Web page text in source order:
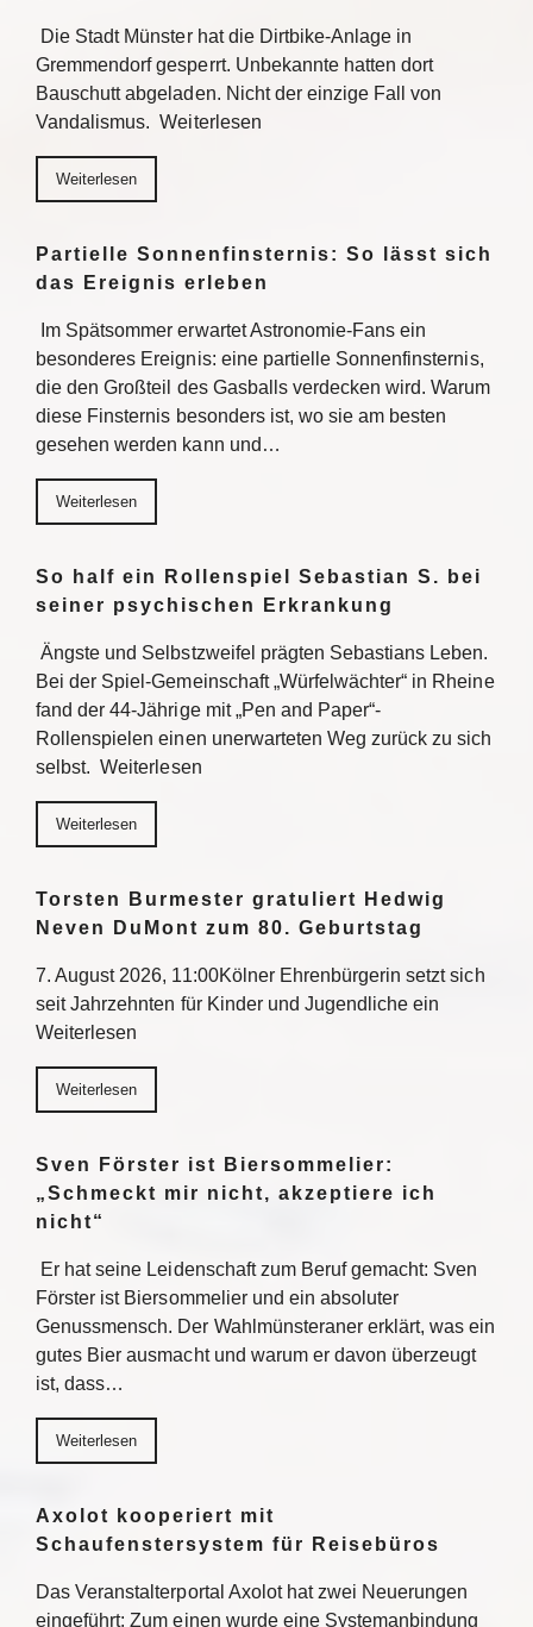
Die Stadt Münster hat die Dirtbike-Anlage in
Gremmendorf gesperrt. Unbekannte hatten dort
Bauschutt abgeladen. Nicht der einzige Fall von
Vandalismus. Weiterlesen
Weiterlesen
Partielle Sonnenfinsternis: So lässt sich
das Ereignis erleben
Im Spätsommer erwartet Astronomie-Fans ein
besonderes Ereignis: eine partielle Sonnenfinsternis,
die den Großteil des Gasballs verdecken wird. Warum
diese Finsternis besonders ist, wo sie am besten
gesehen werden kann und…
Weiterlesen
So half ein Rollenspiel Sebastian S. bei
seiner psychischen Erkrankung
Ängste und Selbstzweifel prägten Sebastians Leben.
Bei der Spiel-Gemeinschaft „Würfelwächter“ in Rheine
fand der 44-Jährige mit „Pen and Paper“-
Rollenspielen einen unerwarteten Weg zurück zu sich
selbst. Weiterlesen
Weiterlesen
Torsten Burmester gratuliert Hedwig
Neven DuMont zum 80. Geburtstag
7. August 2026, 11:00Kölner Ehrenbürgerin setzt sich
seit Jahrzehnten für Kinder und Jugendliche ein
Weiterlesen
Weiterlesen
Sven Förster ist Biersommelier:
„Schmeckt mir nicht, akzeptiere ich
nicht“
Er hat seine Leidenschaft zum Beruf gemacht: Sven
Förster ist Biersommelier und ein absoluter
Genussmensch. Der Wahlmünsteraner erklärt, was ein
gutes Bier ausmacht und warum er davon überzeugt
ist, dass…
Weiterlesen
Axolot kooperiert mit
Schaufenstersystem für Reisebüros
Das Veranstalterportal Axolot hat zwei Neuerungen
eingeführt: Zum einen wurde eine Systemanbindung